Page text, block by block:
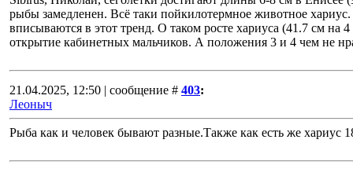
рыбы замедленен. Всё таки пойкилотермное животное
вписываются в этот тренд. О таком росте хариуса (41.7 см на
открытие кабинетных мальчиков. А положения 3 и 4 чем не
21.04.2025, 12:50 | сообщение # 403:
Леоныч
Рыба как и человек бывают разные.Также как есть же хариус